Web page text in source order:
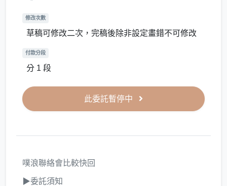
修改次數
草稿可修改二次，完稿後除非設定畫錯不可修改
付款分段
分 1 段
此委託暫停中
噗浪聯絡會比較快回
▶委託須知